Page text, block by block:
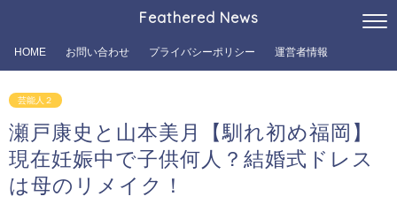
Feathered News
HOME お問い合わせ プライバシーポリシー 運営者情報
芸能人２
瀬戸康史と山本美月【馴れ初め福岡】
現在妊娠中で子供何人？結婚式ドレス
は母のリメイク！